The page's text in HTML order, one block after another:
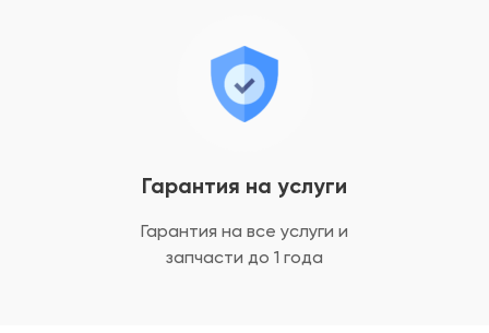
Гарантия на услуги
Гарантия на все услуги и
запчасти до 1 года